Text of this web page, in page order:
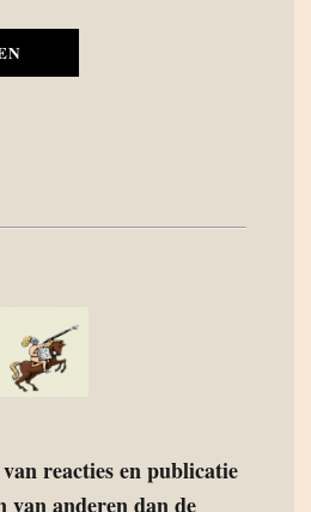
reacties en publicatie
van anderen dan de